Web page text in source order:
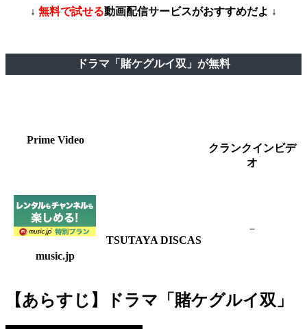
↓ 無料で試せる動画配信サービスがおすすめだよ ↓
ドラマ「賭ケグルイ双」が無料
Prime Video
クランクインビデ
オ
music.jp
TSUTAYA DISCAS
－
【あらすじ】ドラマ「賭ケグルイ双」